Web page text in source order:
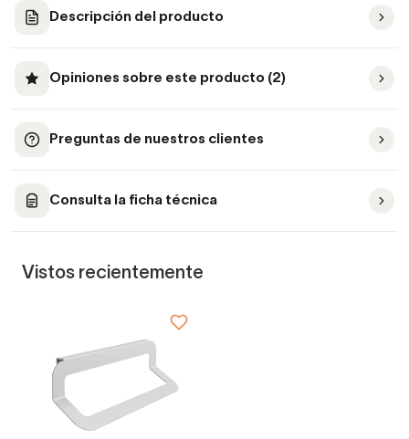
Descripción del producto
Opiniones sobre este producto (2)
Preguntas de nuestros clientes
Consulta la ficha técnica
Vistos recientemente